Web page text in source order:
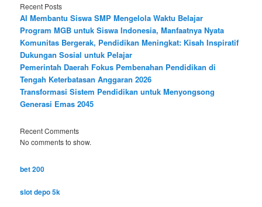
Recent Posts
AI Membantu Siswa SMP Mengelola Waktu Belajar
Program MGB untuk Siswa Indonesia, Manfaatnya Nyata
Komunitas Bergerak, Pendidikan Meningkat: Kisah Inspiratif
Dukungan Sosial untuk Pelajar
Pemerintah Daerah Fokus Pembenahan Pendidikan di
Tengah Keterbatasan Anggaran 2026
Transformasi Sistem Pendidikan untuk Menyongsong
Generasi Emas 2045
Recent Comments
No comments to show.
bet 200
slot depo 5k